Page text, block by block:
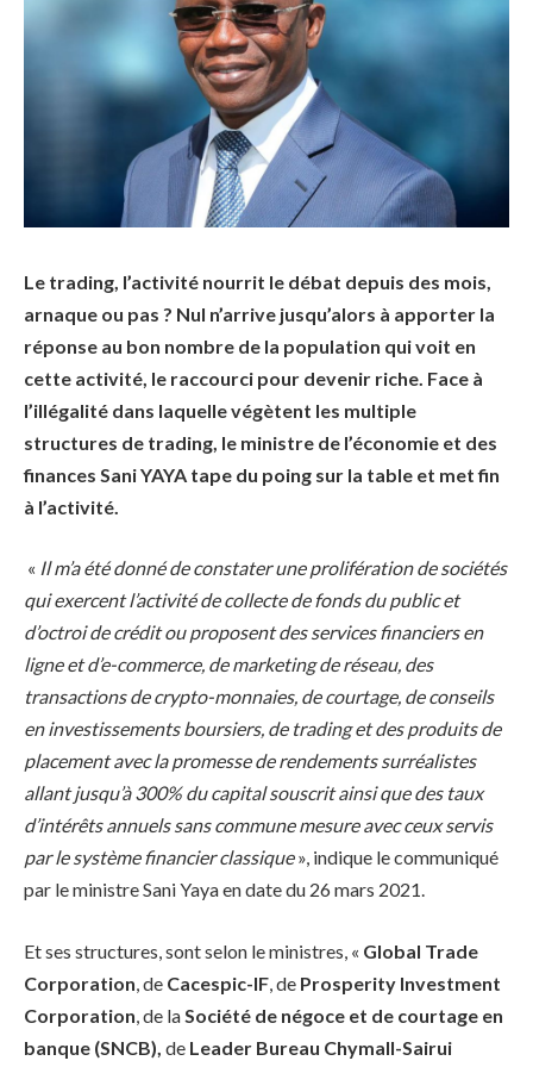
Le trading, l’activité nourrit le débat depuis des mois,
arnaque ou pas ? Nul n’arrive jusqu’alors à apporter la
réponse au bon nombre de la population qui voit en
cette activité, le raccourci pour devenir riche. Face à
l’illégalité dans laquelle végètent les multiple
structures de trading, le ministre de l’économie et des
finances Sani YAYA tape du poing sur la table et met fin
à l’activité.
« Il m’a été donné de constater une prolifération de sociétés
qui exercent l’activité de collecte de fonds du public et
d’octroi de crédit ou proposent des services financiers en
ligne et d’e-commerce, de marketing de réseau, des
transactions de crypto-monnaies, de courtage, de conseils
en investissements boursiers, de trading et des produits de
placement avec la promesse de rendements surréalistes
allant jusqu’à 300% du capital souscrit ainsi que des taux
d’intérêts annuels sans commune mesure avec ceux servis
par le système financier classique», indique le communiqué
par le ministre Sani Yaya en date du 26 mars 2021.
Et ses structures, sont selon le ministres, « Global Trade
Corporation, de Cacespic-IF, de Prosperity Investment
Corporation, de laSociété de négoce et de courtage en
banque (SNCB), de Leader Bureau Chymall-Sairui